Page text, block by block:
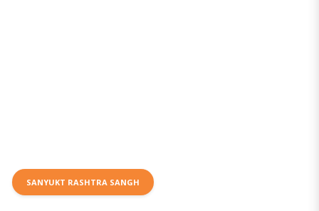
SANYUKT RASHTRA SANGH